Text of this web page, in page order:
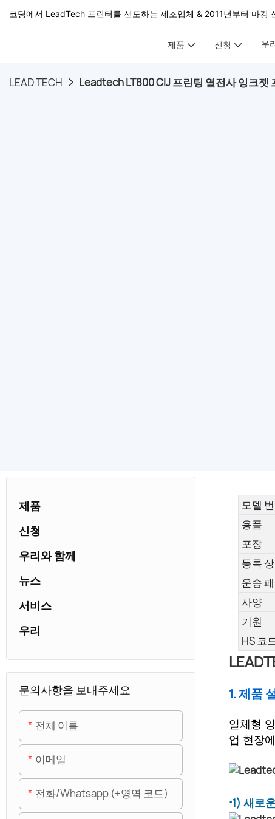
코딩에서 LeadTech 프린터를 선도하는 제조업체 & 2011년부터 마킹
제품 신청 우
LEAD TECH Leadtech LT800 CIJ 프린팅 열전사 잉크젯
모델
용품
포장
등록
운송
사양
기원
HS 코
1. 제품
일체형
업 현장
·1) 새로
제품
신청
우리와 함께
뉴스
서비스
우리
문의사항을 보내주세요
전체 이름
이메일
전화/whatsapp (+영역 코드)